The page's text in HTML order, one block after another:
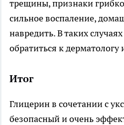
трещины, признаки
сильное воспаление,
навредить. В таких
обратиться к дерматологу
Итог
Глицерин в сочетании с
безопасный и очень